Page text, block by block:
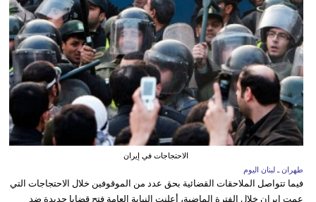
الاحتجاجات في إيران
طهران ـ لبنان اليوم
فيما تتواصل الملاحقات القضائية بحق عدد من الموقوفين خلال الاحتجاجات التي
عمت إيران خلال الفترة الماضية، أعلنت النيابة العامة فتح قضايا جديدة ضد